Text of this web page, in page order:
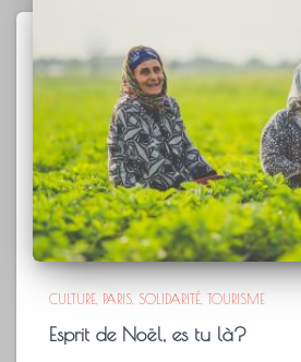
CULTURE PARIS SOLIDARITÉ TOURISME
Esprit de Noël, es tu là?